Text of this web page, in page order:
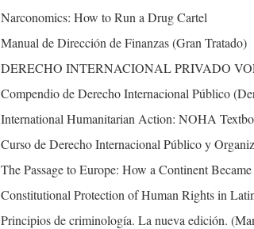
Narconomics: How to Run a Drug Cartel
Manual de Dirección de Finanzas (Gran Tratado)
DERECHO INTERNACIONAL PRIVADO
Compendio de Derecho Internacional Público
International Humanitarian Action: NOHA
Curso de Derecho Internacional Público y
The Passage to Europe: How a Continent
Constitutional Protection of Human Rights in
Principios de criminología. La nueva edición.